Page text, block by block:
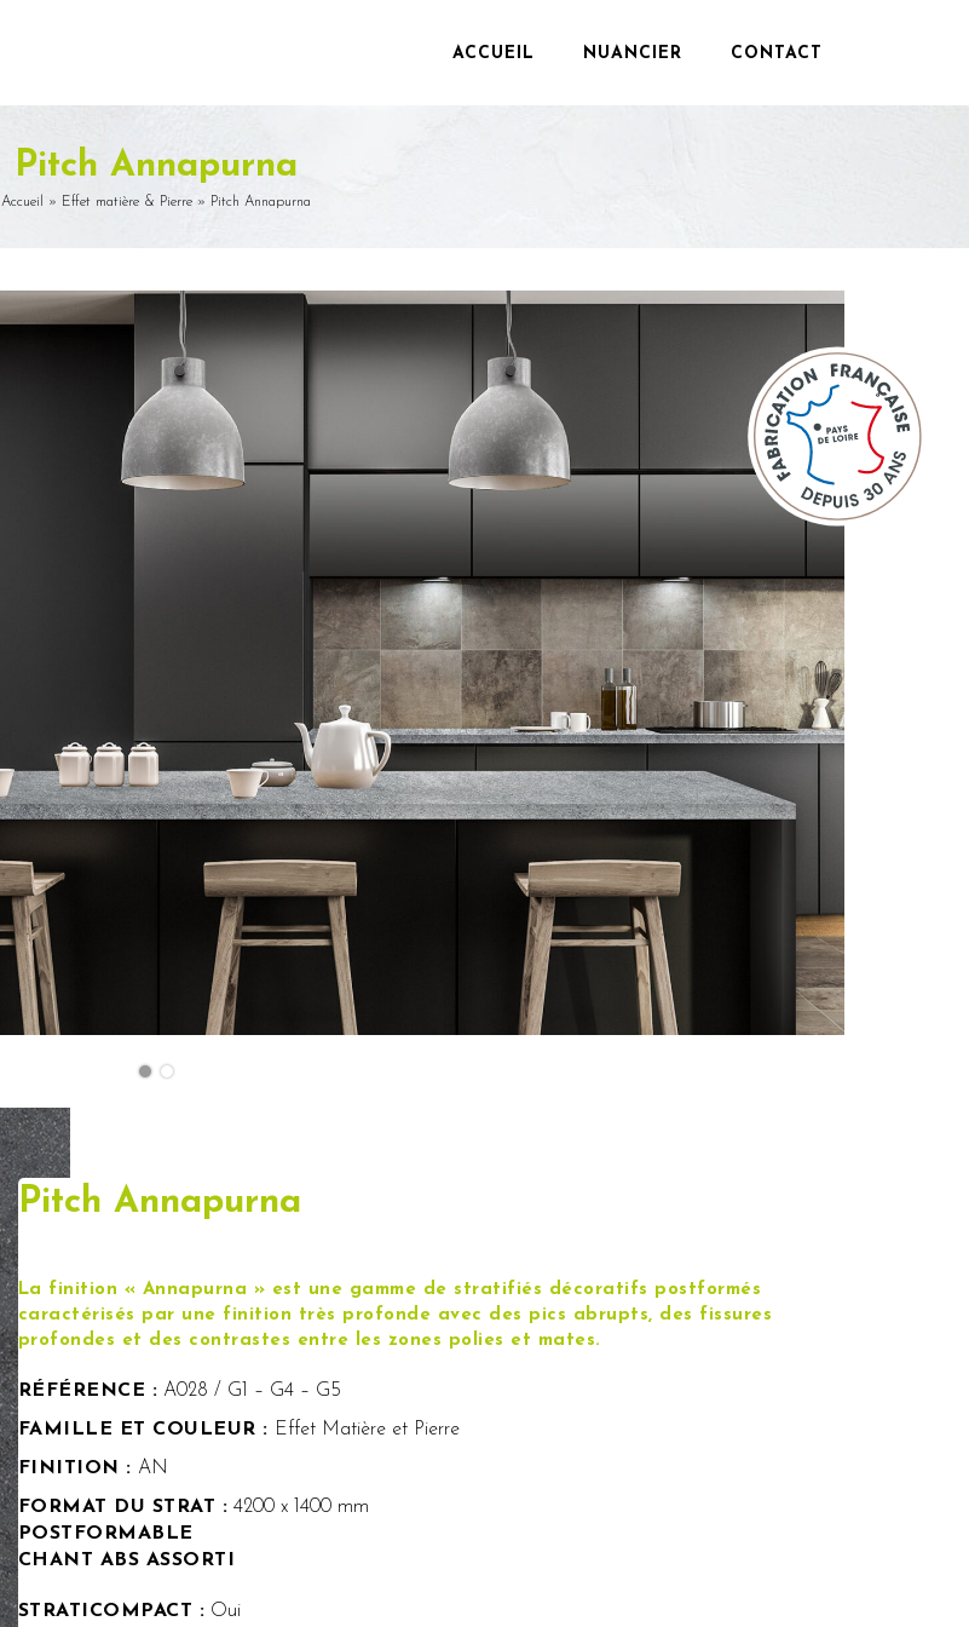
ACCUEIL NUANCIER CONTACT
Pitch Annapurna
Accueil » Effet matière & Pierre » Pitch Annapurna
Pitch Annapurna
La finition « Annapurna » est une gamme de stratifiés décoratifs postformés
caractérisés par une finition très profonde avec des pics abrupts, des fissures
profondes et des contrastes entre les zones polies et mates.
RÉFÉRENCE : A028 / G1 – G4 – G5
FAMILLE ET COULEUR : Effet Matière et Pierre
FINITION : AN
FORMAT DU STRAT : 4200 x 1400 mm
POSTFORMABLE
CHANT ABS ASSORTI
STRATICOMPACT : Oui